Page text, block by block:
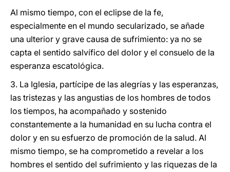
Al mismo tiempo, con el eclipse de la fe,
especialmente en el mundo secularizado, se añade
una ulterior y grave causa de sufrimiento: ya no se
capta el sentido salvífico del dolor y el consuelo de la
esperanza escatológica.
3. La Iglesia, partícipe de las alegrías y las esperanzas,
las tristezas y las angustias de los hombres de todos
los tiempos, ha acompañado y sostenido
constantemente a la humanidad en su lucha contra el
dolor y en su esfuerzo de promoción de la salud. Al
mismo tiempo, se ha comprometido a revelar a los
hombres el sentido del sufrimiento y las riquezas de la